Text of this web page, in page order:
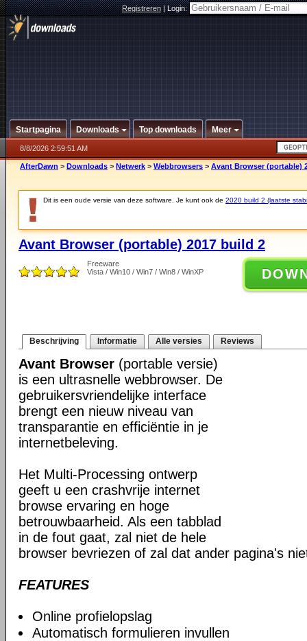
Registreren|Login:
Startpagina Downloads Top downloads Meer
8/8/2026 2:59:51 AM
AfterDawn > Downloads > Netwerk > Webbrowsers > Avant Browser (portable)
Dit is een oude versie van deze software. Je kunt ook de 2020 build 2 (laatste
Avant Browser (portable) 2017 build 2
Freeware
Vista / Win10 / Win7 / Win8 / WinXP
Beschrijving Informatie Alle versies Reviews
Avant Browser (portable versie)
is een ultrasnelle webbrowser. De
gebruikersvriendelijke interface
brengt een nieuw niveau van
transparantie en efficiëntie in je
internetbeleving.
Het Multi-Processing ontwerp
geeft u een crashvrije internet
browse ervaring en hoge
betrouwbaarheid. Als een tabblad
in de fout gaat, zal niet de hele
browser bevriezen of zal dat ander pagina's
FEATURES
Online profielopslag
Automatisch formulieren invullen